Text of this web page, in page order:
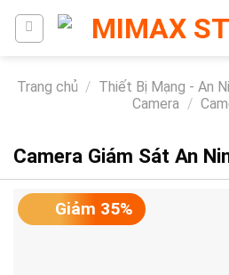
Trang chủ / Thiết Bị Mạng - An
Camera /
Camera Giám Sát An
Giảm 35%